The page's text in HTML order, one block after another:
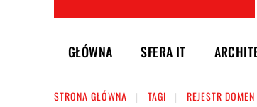
GŁÓWNA SFERA IT
STRONA GŁÓWNA TAGI REJESTR